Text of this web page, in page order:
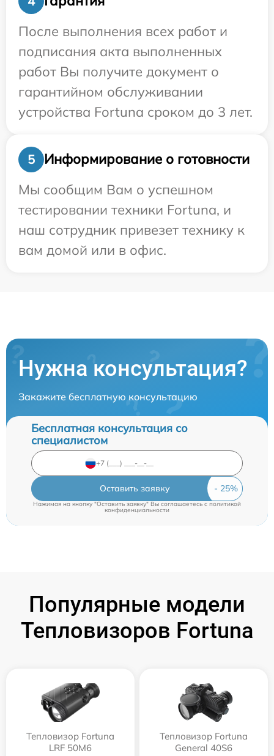
После выполнения всех работ и
подписания акта выполненных
работ Вы получите документ о
гарантийном обслуживании
устройства Fortuna сроком до 3 лет.
5
Информирование о готовности
Мы сообщим Вам о успешном
тестировании техники Fortuna, и
наш сотрудник привезет технику к
вам домой или в офис.
Нужна консультация?
Закажите бесплатную консультацию
Бесплатная консультация со
специалистом
Оставить заявку
Нажимая на кнопку "Оставить заявку" Вы соглашаетесь cполитикой
конфиденциальности
Популярные модели
Тепловизоров Fortuna
Тепловизор Fortuna
LRF 50M6
Тепловизор Fortuna
General 40S6